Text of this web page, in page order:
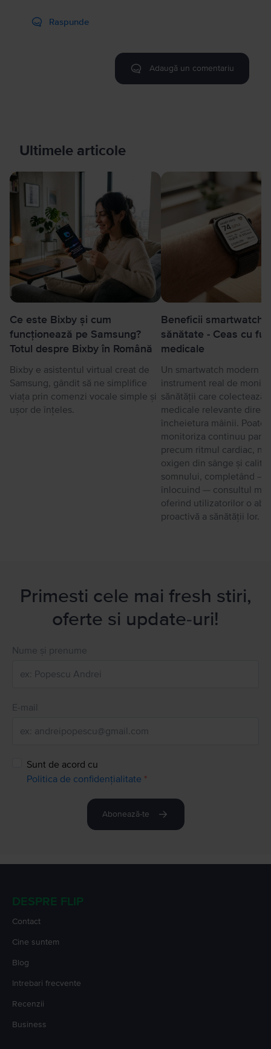
Raspunde
Adaugă un comentariu
Ultimele articole
Ce este Bixby și cum
funcționează pe Samsung?
Totul despre Bixby în Română
Bixby e asistentul virtual creat de
Samsung, gândit să ne simplifice
viața prin comenzi vocale simple și
ușor de înțeles.
Beneficii smartwatch
sănătate - Ceas cu
medicale
Un smartwatch modern
instrument real de
sănătății care colectează
medicale relevante direct
încheietura mâinii. Poate
monitoriza continuu
precum ritmul cardiac,
oxigen din sânge și
somnului, completând —
înlocuind — consultul
oferind utilizatorilor o
proactivă a sănătății lor.
Primesti cele mai fresh stiri,
oferte si update-uri!
Nume și prenume
E-mail
Sunt de acord cu
Politica de confidențialitate *
Abonează-te
DESPRE FLIP
Contact
Cine suntem
Blog
Intrebari frecvente
Recenzii
Business